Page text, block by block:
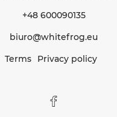
+48 600090135
biuro@whitefrog.eu
Terms
Privacy policy